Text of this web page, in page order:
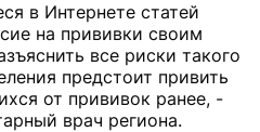
в Интернете статей
на прививки своим
все риски такого
предстоит привить
от прививок ранее, -
врач региона.